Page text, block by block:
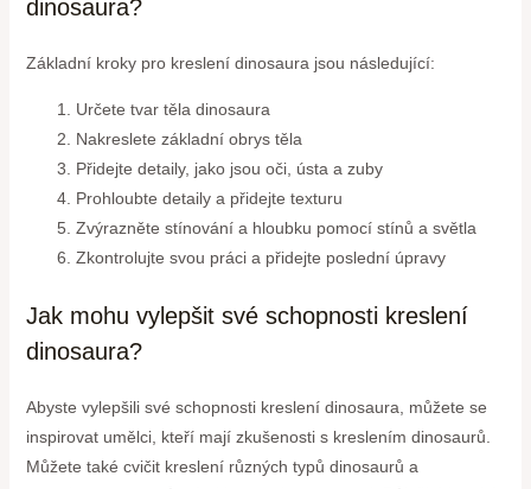
dinosaura?
Základní kroky pro kreslení dinosaura jsou následující:
Určete tvar těla dinosaura
Nakreslete základní obrys těla
Přidejte detaily, jako jsou oči, ústa a zuby
Prohloubte detaily a přidejte texturu
Zvýrazněte stínování a hloubku pomocí stínů a světla
Zkontrolujte svou práci a přidejte poslední úpravy
Jak mohu vylepšit své schopnosti kreslení
dinosaura?
Abyste vylepšili své schopnosti kreslení dinosaura, můžete se
inspirovat umělci, kteří mají zkušenosti s kreslením dinosaurů.
Můžete také cvičit kreslení různých typů dinosaurů a